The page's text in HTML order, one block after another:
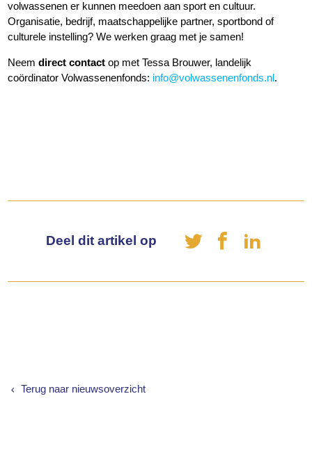
volwassenen er kunnen meedoen aan sport en cultuur.
Organisatie, bedrijf, maatschappelijke partner, sportbond of
culturele instelling? We werken graag met je samen!
Neemdirect contact op met Tessa Brouwer, landelijk
coördinator Volwassenenfonds: info@volwassenenfonds.nl .
Deel dit artikel op
Terug naar nieuwsoverzicht